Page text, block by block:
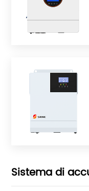
Sistema di